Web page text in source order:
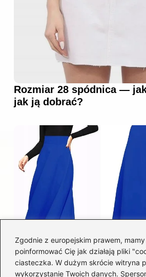
Zgodnie z europejskim prawem,
poinformować Cię jak działają pliki
ciasteczka. W dużym skrócie witryna
wykorzystanie Twoich danych.
Rozmiar 28 spódnica —
jak ją dobrać?
Łatwy sposób jak skrócić
półkoła w domu